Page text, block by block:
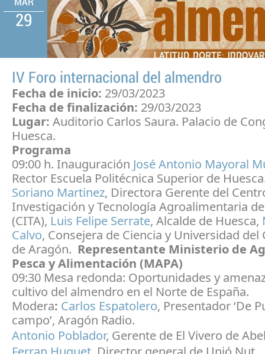
29
IV Foro internacional del almendro
Fecha de inicio: 29/03/2023
Fecha de finalización: 29/03/2023
Lugar: Auditorio Carlos Saura. Palacio de
Huesca.
Programa
09:00 h. Inauguración José Antonio Mayoral
Rector Escuela Politécnica Superior de
Soriano Martinez, Directora Gerente del
Investigación y Tecnología Agroalimentaria
(CITA), Luis Felipe Serrate, Alcalde de Huesca,
Calvo, Consejera de Ciencia y Universidad del
de Aragón. Representante Ministerio de
Pesca y Alimentación (MAPA)
09:30 Mesa redonda: Oportunidades y
cultivo del almendro en el Norte de España.
Modera: Carlos Espatolero, Presentador ‘De
campo’, Aragón Radio.
Antonio Poblador, Gerente de El Vivero de